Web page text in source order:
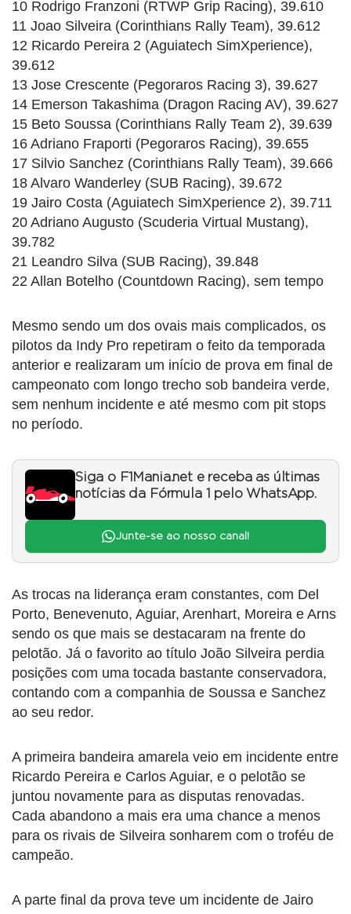
10 Rodrigo Franzoni (RTWP Grip Racing), 39.610
11 Joao Silveira (Corinthians Rally Team), 39.612
12 Ricardo Pereira 2 (Aguiatech SimXperience),
39.612
13 Jose Crescente (Pegoraros Racing 3), 39.627
14 Emerson Takashima (Dragon Racing AV), 39.627
15 Beto Soussa (Corinthians Rally Team 2), 39.639
16 Adriano Fraporti (Pegoraros Racing), 39.655
17 Silvio Sanchez (Corinthians Rally Team), 39.666
18 Alvaro Wanderley (SUB Racing), 39.672
19 Jairo Costa (Aguiatech SimXperience 2), 39.711
20 Adriano Augusto (Scuderia Virtual Mustang),
39.782
21 Leandro Silva (SUB Racing), 39.848
22 Allan Botelho (Countdown Racing), sem tempo
Mesmo sendo um dos ovais mais complicados, os
pilotos da Indy Pro repetiram o feito da temporada
anterior e realizaram um início de prova em final de
campeonato com longo trecho sob bandeira verde,
sem nenhum incidente e até mesmo com pit stops
no período.
Siga o F1Mania.net e receba as últimas
notícias da Fórmula 1 pelo WhatsApp.
Junte-se ao nosso canal!
As trocas na liderança eram constantes, com Del
Porto, Benevenuto, Aguiar, Arenhart, Moreira e Arns
sendo os que mais se destacaram na frente do
pelotão. Já o favorito ao título João Silveira perdia
posições com uma tocada bastante conservadora,
contando com a companhia de Soussa e Sanchez
ao seu redor.
A primeira bandeira amarela veio em incidente entre
Ricardo Pereira e Carlos Aguiar, e o pelotão se
juntou novamente para as disputas renovadas.
Cada abandono a mais era uma chance a menos
para os rivais de Silveira sonharem com o troféu de
campeão.
A parte final da prova teve um incidente de Jairo